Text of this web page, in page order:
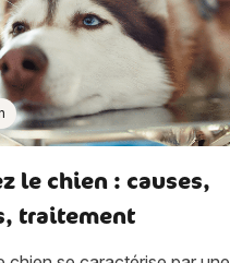
le chien : causes,
traitement